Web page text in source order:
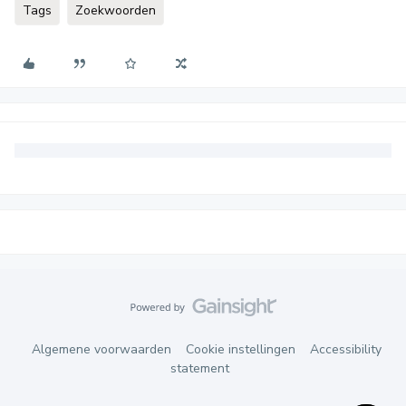
Tags Zoekwoorden
Algemene voorwaarden Cookie instellingen
Accessibility
statement